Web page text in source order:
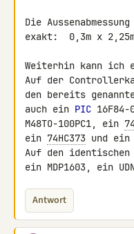
Die
exakt:  0,3m x
Weiterhin kann ich
Auf der
den bereits
auch ein PIC
M48TO-100PC1, ein
ein 74HC373 und ein
Auf den identischen
ein MDP1603, ein
Antwort